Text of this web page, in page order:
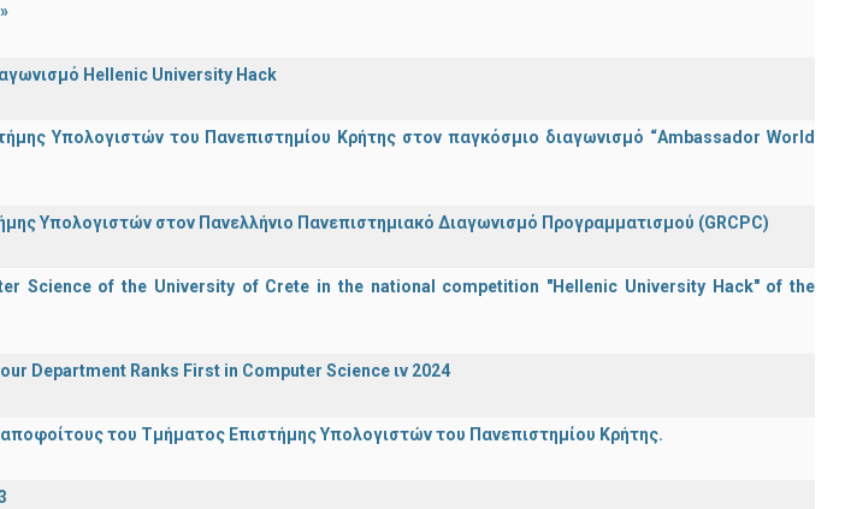
Hellenic University Hack
Υπολογιστών του Πανεπιστημίου Κρήτης στον παγκόσμιο διαγωνισμό “Ambassador World
Υπολογιστών στον Πανελλήνιο Πανεπιστημιακό Διαγωνισμό Προγραμματισμού (GRCPC)
Science of the University of Crete in the national competition "Hellenic University Hack" of the
Department Ranks First in Computer Science ιν 2024
αποφοίτους του Τμήματος Επιστήμης Υπολογιστών του Πανεπιστημίου Κρήτης.